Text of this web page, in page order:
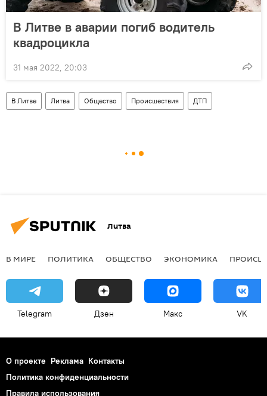
В Литве в аварии погиб водитель
квадроцикла
31 мая 2022, 20:03
В Литве Литва Общество Происшествия ДТП
Литва
В МИРЕ ПОЛИТИКА ОБЩЕСТВО ЭКОНОМИКА
Telegram Дзен Макс VK
О проекте Реклама Контакты
Политика конфиденциальности
Правила использования